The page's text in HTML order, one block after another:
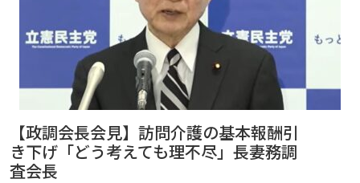
【政調会長会見】訪問介護の基本報酬引
き下げ「どう考えても理不尽」長妻務調
査会長